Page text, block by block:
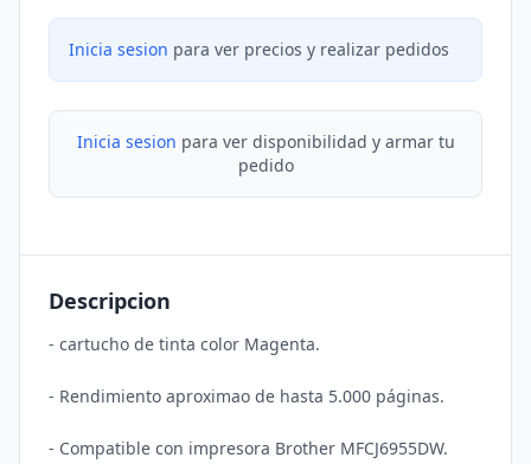
Inicia sesion para ver precios y realizar pedidos
Inicia sesion para ver disponibilidad y armar tu
pedido
Descripcion
- cartucho de tinta color Magenta.
- Rendimiento aproximao de hasta 5.000 páginas.